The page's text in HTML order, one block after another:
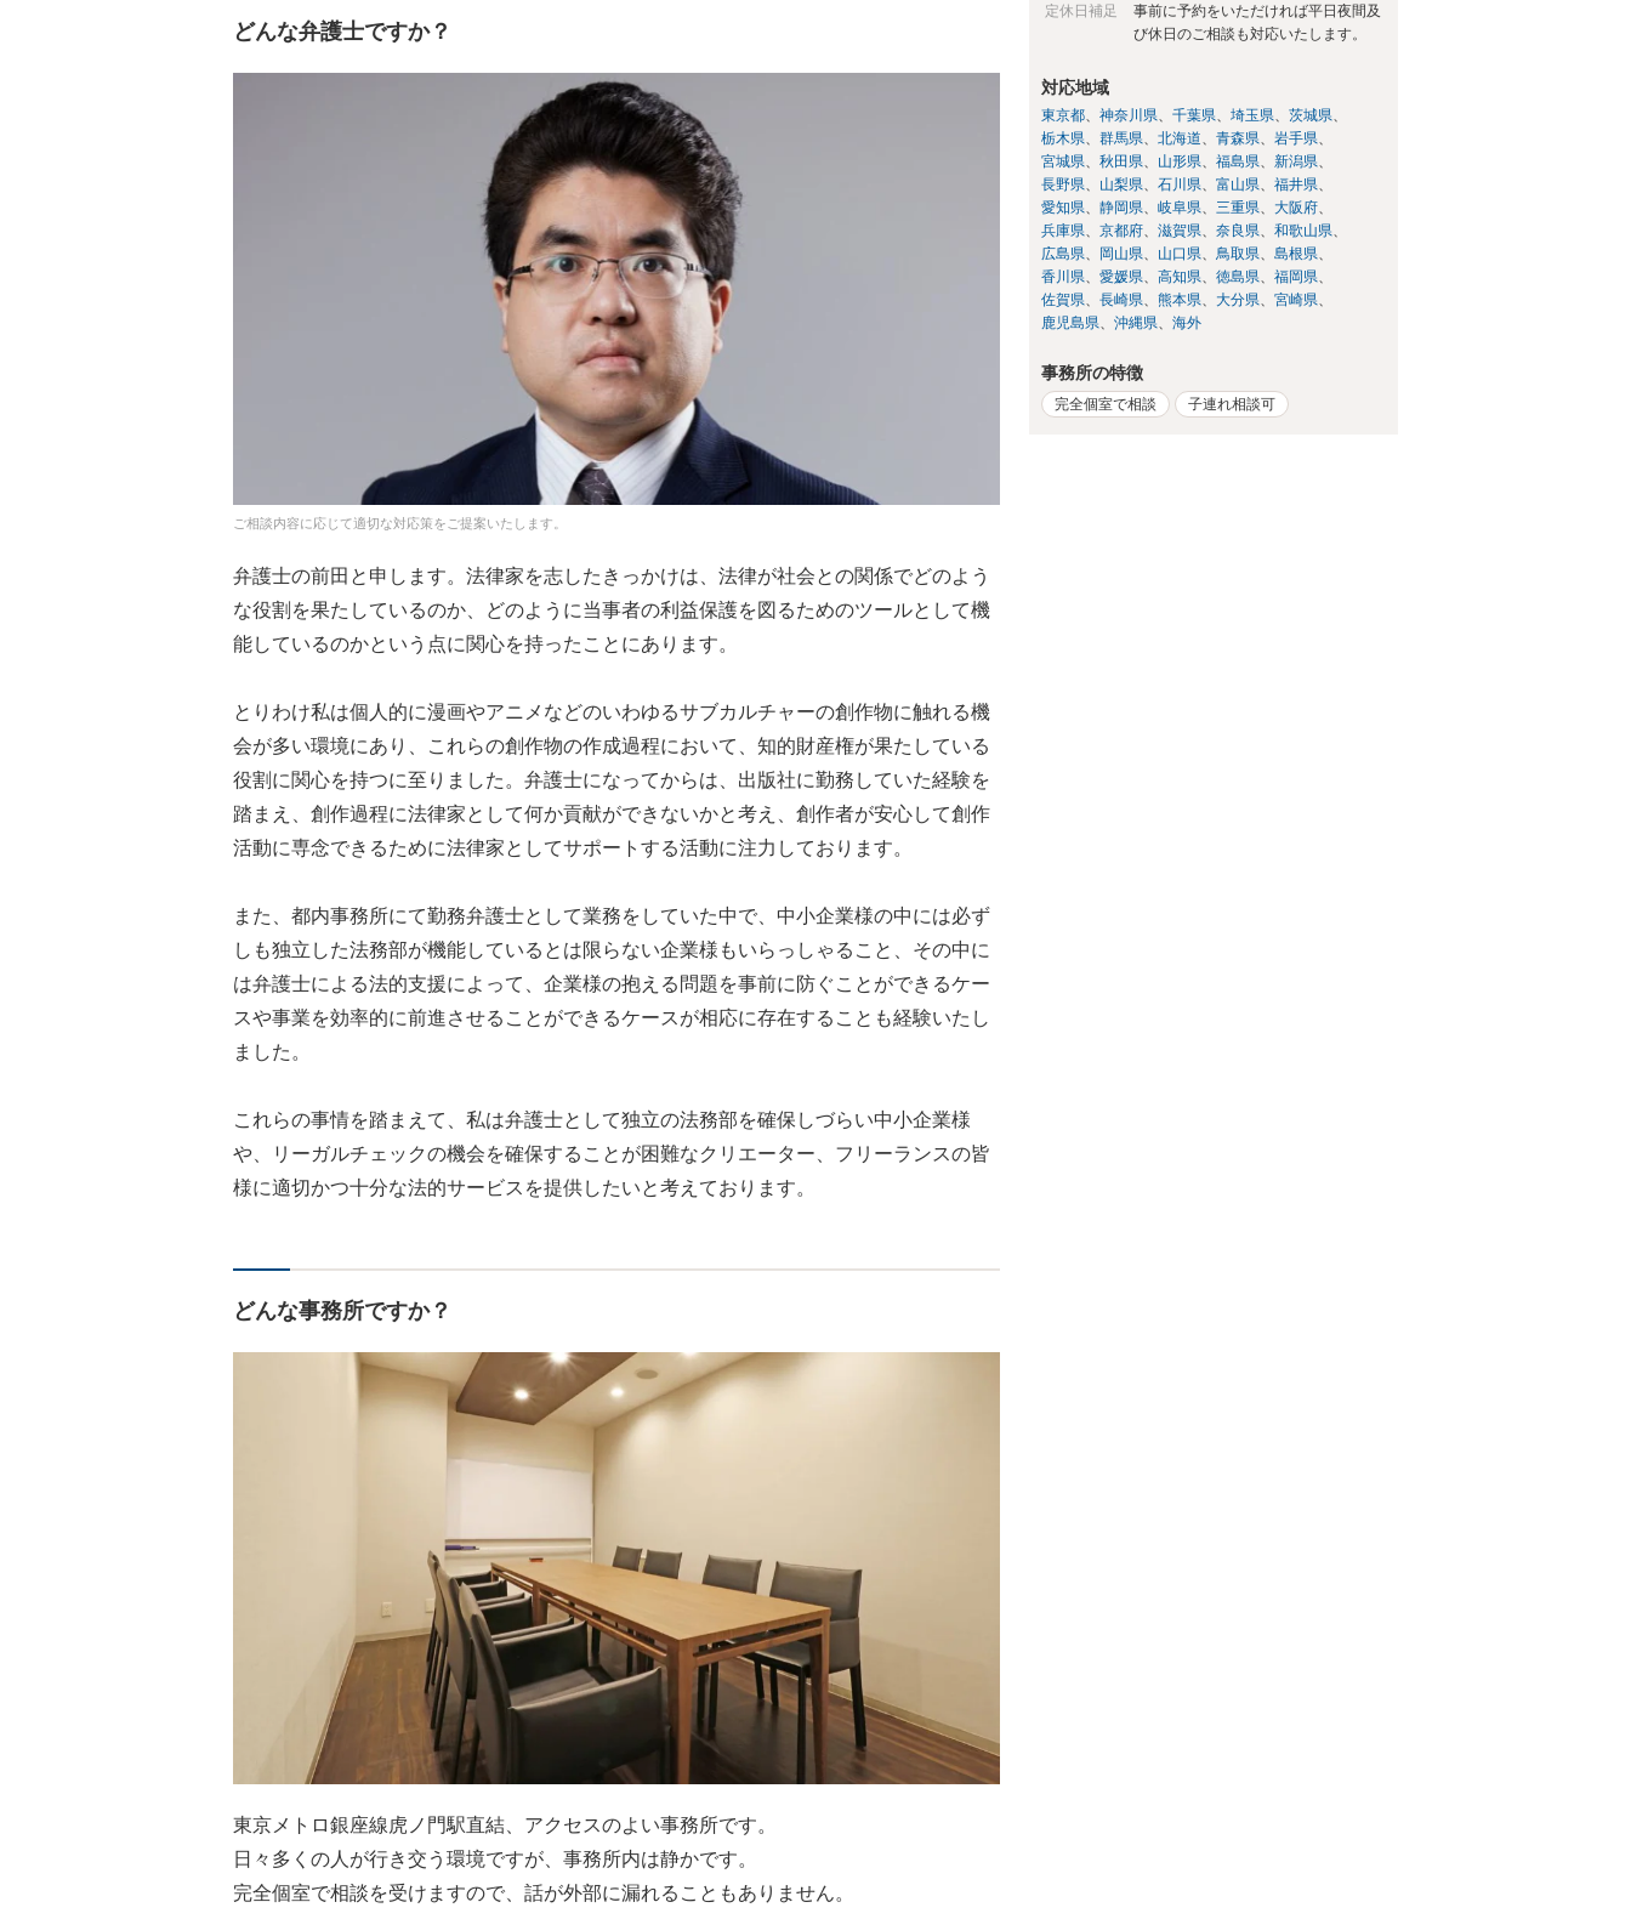
どんな弁護士ですか？
ご相談内容に応じて適切な対応策をご提案いたします。
弁護士の前田と申します。法律家を志したきっかけは、法律が社会との関係でどのよう
な役割を果たしているのか、どのように当事者の利益保護を図るためのツールとして機
能しているのかという点に関心を持ったことにあります。
とりわけ私は個人的に漫画やアニメなどのいわゆるサブカルチャーの創作物に触れる機
会が多い環境にあり、これらの創作物の作成過程において、知的財産権が果たしている
役割に関心を持つに至りました。弁護士になってからは、出版社に勤務していた経験を
踏まえ、創作過程に法律家として何か貢献ができないかと考え、創作者が安心して創作
活動に専念できるために法律家としてサポートする活動に注力しております。
また、都内事務所にて勤務弁護士として業務をしていた中で、中小企業様の中には必ず
しも独立した法務部が機能しているとは限らない企業様もいらっしゃること、その中に
は弁護士による法的支援によって、企業様の抱える問題を事前に防ぐことができるケー
スや事業を効率的に前進させることができるケースが相応に存在することも経験いたし
ました。
これらの事情を踏まえて、私は弁護士として独立の法務部を確保しづらい中小企業様
や、リーガルチェックの機会を確保することが困難なクリエーター、フリーランスの皆
様に適切かつ十分な法的サービスを提供したいと考えております。
どんな事務所ですか？
東京メトロ銀座線虎ノ門駅直結、アクセスのよい事務所です。
日々多くの人が行き交う環境ですが、事務所内は静かです。
完全個室で相談を受けますので、話が外部に漏れることもありません。
定休日補足
事前に予約をいただければ平日夜間及
び休日のご相談も対応いたします。
対応地域
東京都 神奈川県 千葉県 埼玉県
茨城県
栃木県
群馬県 北海道 青森県
岩手県
宮城県
秋田県 山形県 福島県
新潟県
長野県
山梨県 石川県 富山県
福井県
愛知県
静岡県 岐阜県 三重県
大阪府
兵庫県
京都府 滋賀県 奈良県
和歌山県
広島県
岡山県 山口県 鳥取県
島根県
香川県
愛媛県 高知県 徳島県
福岡県
佐賀県
長崎県 熊本県 大分県
宮崎県
鹿児島県
沖縄県 海外
事務所の特徴
完全個室で相談 子連れ相談可